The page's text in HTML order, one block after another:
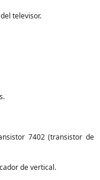
televisor.
7402 (transistor de
de vertical.